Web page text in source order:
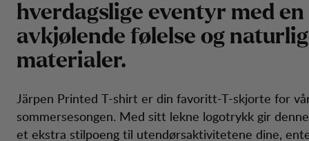
hverdagslige eventyr med en
avkjølende følelse og naturlig
materialer.
Järpen Printed T-shirt er din favoritt-T-skjorte for
sommersesongen. Med sitt lekne logotrykk gir
et ekstra stilpoeng til utendørsaktivitetene dine,